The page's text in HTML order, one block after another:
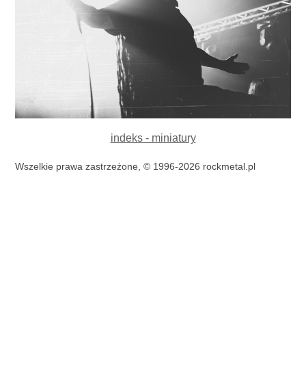
indeks - miniatury
Wszelkie prawa zastrzeżone, © 1996-2026 rockmetal.pl